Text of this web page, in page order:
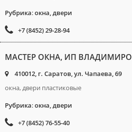
Рубрика:окна, двери
+7 (8452) 29-28-94
МАСТЕР ОКНА, ИП
410012, г. Саратов, ул. Чапаева, 69
окна, двери пластиковые
Рубрика:окна, двери
+7 (8452) 76-55-40